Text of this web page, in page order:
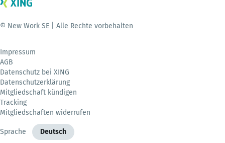
© New Work SE | Alle Rechte vorbehalten
Impressum
AGB
Datenschutz bei XING
Datenschutzerklärung
Mitgliedschaft kündigen
Tracking
Mitgliedschaften widerrufen
Sprache Deutsch